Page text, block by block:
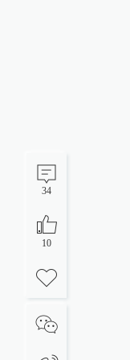
34
10